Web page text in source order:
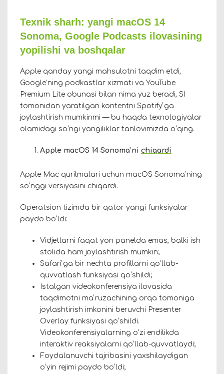
Texnik sharh: yangi macOS 14
Sonoma, Google Podcasts ilovasining
yopilishi va boshqalar
Apple qanday yangi mahsulotni taqdim etdi,
Google’ning podkastlar xizmati va YouTube
Premium Lite obunasi bilan nima yuz beradi, SI
tomonidan yaratilgan kontentni Spotifyʼga
joylashtirish mumkinmi — bu haqda texnologiyalar
olamidagi soʻngi yangiliklar tanlovimizda oʻqing.
Apple macOS 14 Sonomaʼni chiqardi
Apple Mac qurilmalari uchun macOS Sonomaʼning
soʻnggi versiyasini chiqardi.
Operatsion tizimda bir qator yangi funksiyalar
paydo boʻldi:
Vidjetlarni faqat yon panelda emas, balki ish
stolida ham joylashtirish mumkin;
Safariʼga bir nechta profillarni qoʻllab-
quvvatlash funksiyasi qoʻshildi;
Istalgan videokonferensiya ilovasida
taqdimotni maʼruzachining orqa tomoniga
joylashtirish imkonini beruvchi Presenter
Overlay funksiyasi qoʻshildi.
Videokonferensiyalarning oʻzi endilikda
interaktiv reaksiyalarni qoʻllab-quvvatlaydi;
Foydalanuvchi tajribasini yaxshilaydigan
oʻyin rejimi paydo boʻldi;